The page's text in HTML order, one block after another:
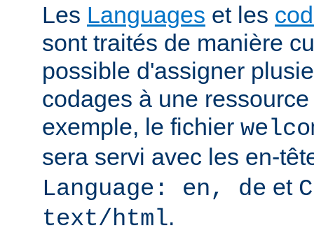
Les Languages et les
sont traités de manière
possible d'assigner
codages à une
exemple, le fichier
sera servi avec les en-
Language: en, de et
text/html.